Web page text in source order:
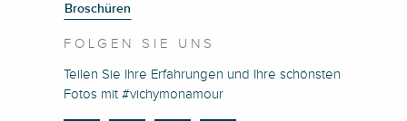
Broschüren
FOLGEN SIE UNS
Teilen Sie Ihre Erfahrungen und Ihre schönsten
Fotos mit #vichymonamour